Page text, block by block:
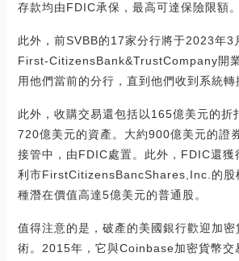
存款均由FDIC承保，最高可達保險限額。
此外，前SVBB的17家分行將于2023年3
First-CitizensBank&TrustCompany開
用他們當前的分行，直到他們收到系統轉
此外，收購交易還包括以165億美元的折
720億美元的資產。大約900億美元的證
接管中，由FDIC處置。此外，FDIC還獲
利市FirstCitizensBancShares,Inc.的股
種潛在價值高達5億美元的普通股。
值得注意的是，破產的美國銀行歡迎加
術。2015年，它與Coinbase加密貨幣交